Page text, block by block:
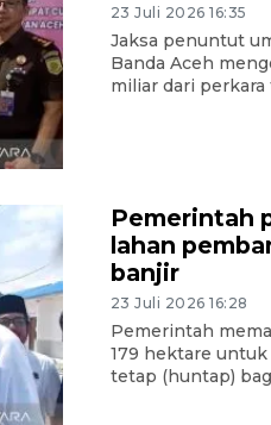
23 Juli 2026 16:35
Jaksa penuntut
Banda Aceh
miliar dari perkara
Pemerintah
lahan
banjir
23 Juli 2026 16:28
Pemerintah
179 hektare
tetap (huntap)